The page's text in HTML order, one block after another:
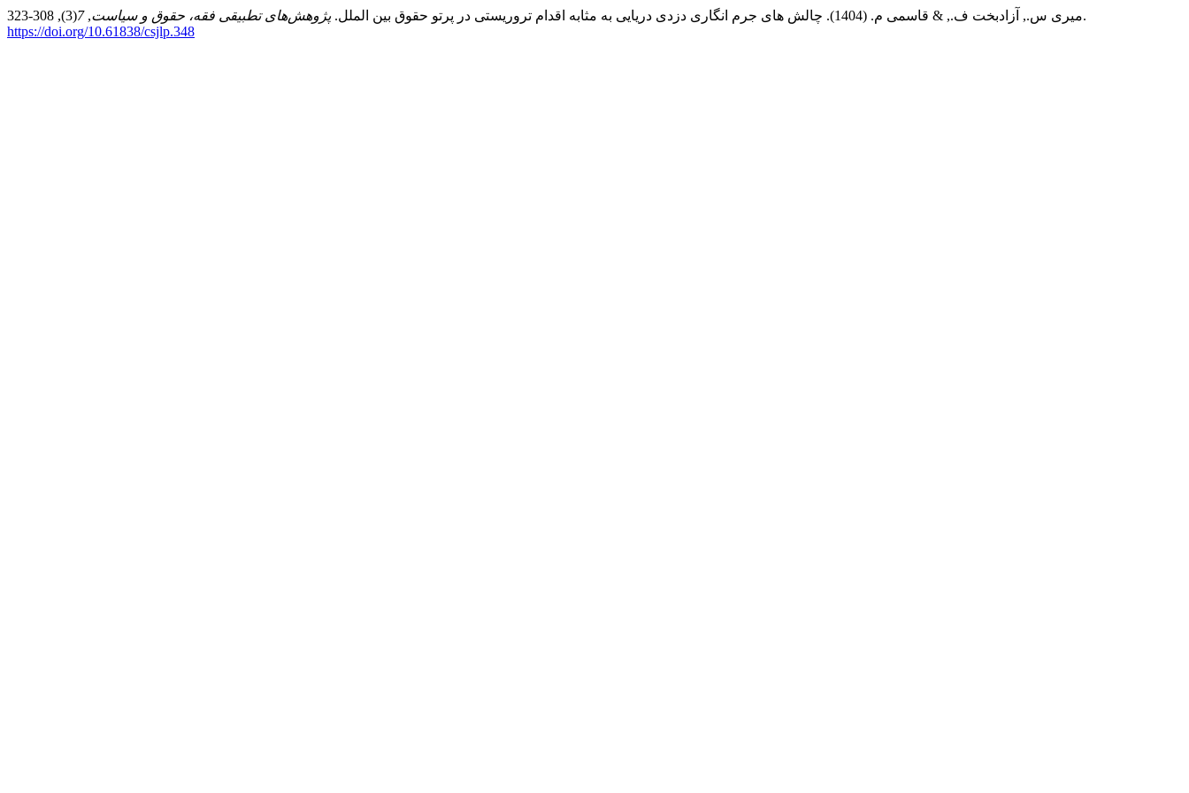
میری س., آزادبخت ف., & قاسمی م. (1404). چالش های جرم انگاری دزدی دریایی به مثابه اقدام تروریستی در پرتو حقوق بین الملل. پژوهش‌های تطبیقی فقه، حقوق و سیاست,
7
(3), 308-323.
https://doi.org/10.61838/csjlp.348